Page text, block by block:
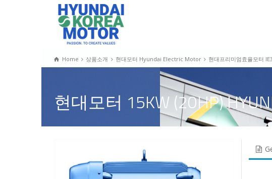
Home 상품소개 현대모터 Hyundai Electric Motor 현대프리미엄효율모터 IE3
현대모터 15KW (20HP)